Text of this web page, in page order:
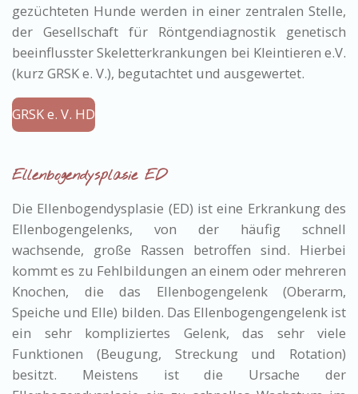
gezüchteten Hunde werden in einer zentralen Stelle,
der Gesellschaft für Röntgendiagnostik genetisch
beeinflusster Skeletterkrankungen bei Kleintieren e.V.
(kurz GRSK e. V.), begutachtet und ausgewertet.
GRSK e. V. HD
Ellenbogendysplasie ED
Die Ellenbogendysplasie (ED) ist eine Erkrankung des
Ellenbogengelenks, von der häufig schnell
wachsende, große Rassen betroffen sind. Hierbei
kommt es zu Fehlbildungen an einem oder mehreren
Knochen, die das Ellenbogengelenk (Oberarm,
Speiche und Elle) bilden. Das Ellenbogengengelenk ist
ein sehr kompliziertes Gelenk, das sehr viele
Funktionen (Beugung, Streckung und Rotation)
besitzt. Meistens ist die Ursache der